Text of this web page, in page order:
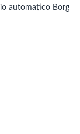
automatico Borg